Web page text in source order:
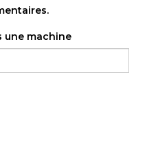
une machine